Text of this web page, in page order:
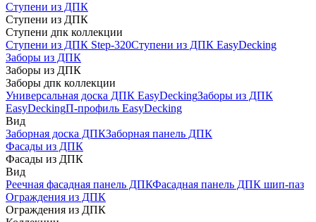
Ступени из ДПК
Ступени из ДПК
Ступени дпк коллекции
Ступени из ДПК Step-320Ступени из ДПК EasyDecking
Заборы из ДПК
Заборы из ДПК
Заборы дпк коллекции
Универсальная доска ДПК EasyDeckingЗаборы из ДПК
EasyDeckingП-профиль EasyDecking
Вид
Заборная доска ДПКЗаборная панель ДПК
Фасады из ДПК
Фасады из ДПК
Вид
Реечная фасадная панель ДПКФасадная панель ДПК шип-паз
Ограждения из ДПК
Ограждения из ДПК